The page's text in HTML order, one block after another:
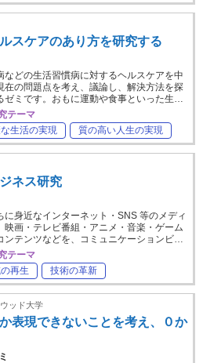
スケアのあり方を研究する
などの生活習慣病に対するヘルスケアを中
在の問題点を考え、議論し、解決方法を探
ゼミです。おもに運動や食事といった生…
テーマ
生活の実現
質の高い人生の実現
ネス研究
に身近なインターネット・SNS 等のメディ
映画・テレビ番組・アニメ・音楽・ゲーム
ンテンツなどを、コミュニケーションビ…
テーマ
再生
技術の革新
ッド大学
表現できないことを考え、０か